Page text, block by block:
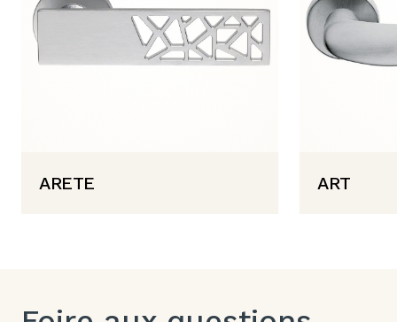
ARETE ART